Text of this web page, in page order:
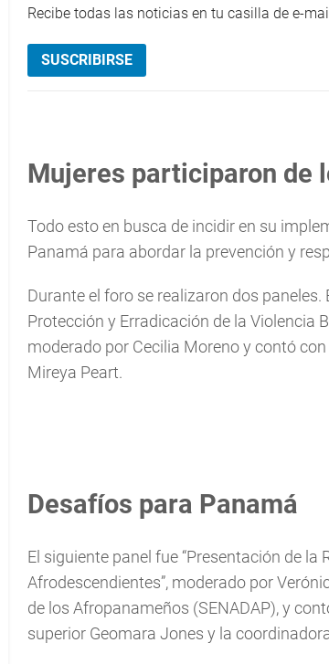
Recibe todas las noticias en tu casilla de e-
SUSCRIBIRSE
Mujeres participaron de
Todo esto en busca de incidir en su
Panamá para abordar la prevención y
Durante el foro se realizaron dos
Protección y Erradicación de la Violencia
moderado por Cecilia Moreno y contó
Mireya Peart.
Desafíos para Panamá
El siguiente panel fue “Presentación de
Afrodescendientes”, moderado por
de los Afropanameños (SENADAP), y
superior Geomara Jones y la